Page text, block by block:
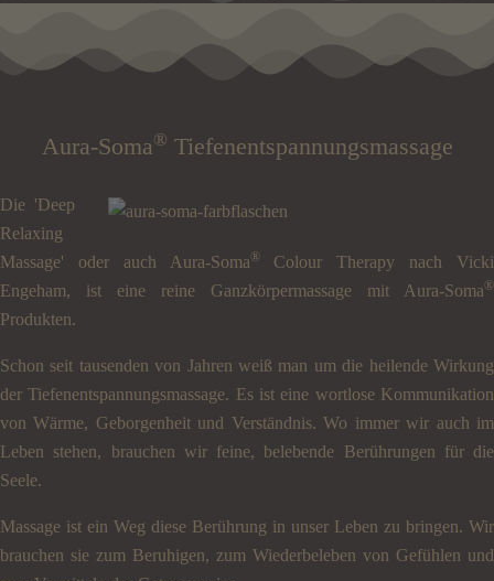
Aura-Soma® Tiefenentspannungsmassage
Die 'Deep
Relaxing
Massage' oder auch Aura-Soma ®
Colour Therapy nach Vicki
Engeham, ist eine reine Ganzkörpermassage mit Aura-Soma ®
Produkten.
Schon seit tausenden von Jahren weiß man um die heilende Wirkung
der Tiefenentspannungsmassage. Es ist eine wortlose Kommunikation
von Wärme, Geborgenheit und Verständnis. Wo immer wir auch im
Leben stehen, brauchen wir feine, belebende Berührungen für die
Seele.
Massage ist ein Weg diese Berührung in unser Leben zu bringen. Wir
brauchen sie zum Beruhigen, zum Wiederbeleben von Gefühlen und